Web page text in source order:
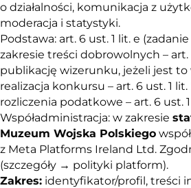
o działalności, komunikacja z
moderacja i statystyki.
Podstawa: art. 6 ust. 1 lit. e
zakresie treści dobrowolnych – art.
publikację wizerunku, jeżeli jest to
realizacja konkursu – art. 6 ust. 1 lit.
rozliczenia podatkowe – art. 6 ust.
Współadministracja: w zakresie
Muzeum Wojska Polskiego
z Meta Platforms Ireland Ltd.
(szczegóły → polityki platform).
Zakres: identyfikator/profil, treści